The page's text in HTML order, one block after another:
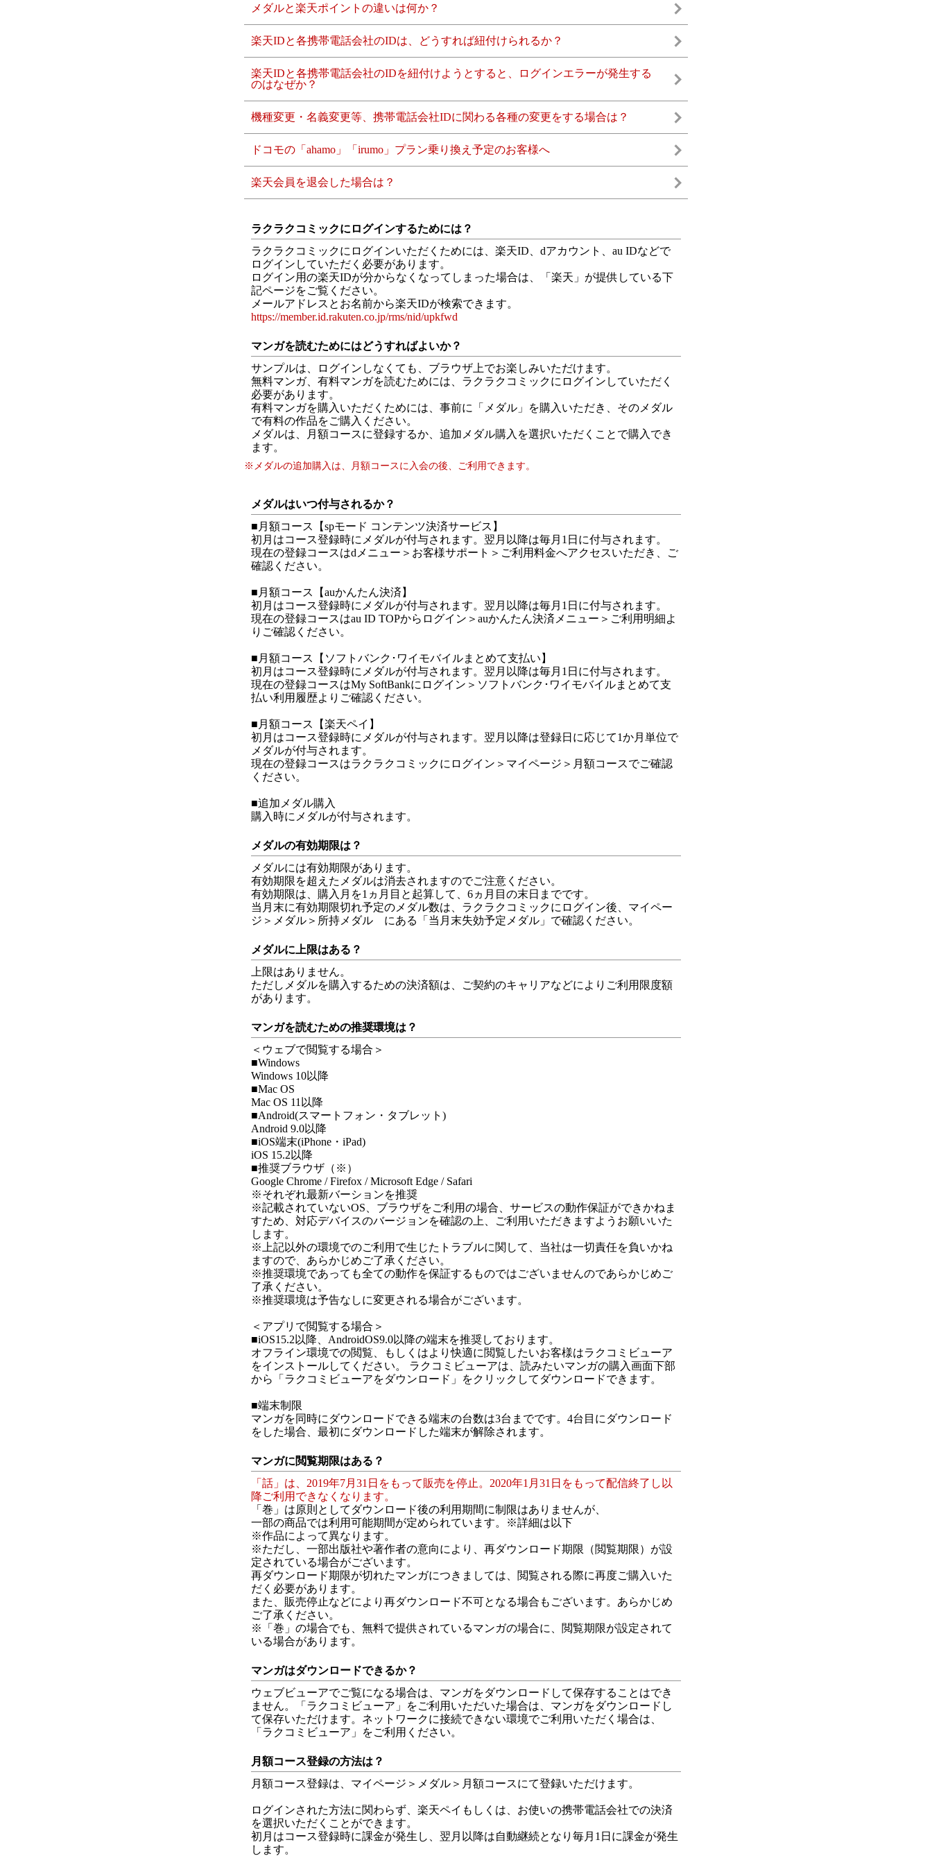
メダルと楽天ポイントの違いは何か？
楽天IDと各携帯電話会社のIDは、どうすれば紐付けられるか？
楽天IDと各携帯電話会社のIDを紐付けようとすると、ログインエラーが発生する
のはなぜか？
機種変更・名義変更等、携帯電話会社IDに関わる各種の変更をする場合は？
ドコモの「ahamo」「irumo」プラン乗り換え予定のお客様へ
楽天会員を退会した場合は？
ラクラクコミックにログインするためには？
ラクラクコミックにログインいただくためには、楽天ID、dアカウント、au IDなどで
ログインしていただく必要があります。
ログイン用の楽天IDが分からなくなってしまった場合は、「楽天」が提供している下
記ページをご覧ください。
メールアドレスとお名前から楽天IDが検索できます。
https://member.id.rakuten.co.jp/rms/nid/upkfwd
マンガを読むためにはどうすればよいか？
サンプルは、ログインしなくても、ブラウザ上でお楽しみいただけます。
無料マンガ、有料マンガを読むためには、ラクラクコミックにログインしていただく
必要があります。
有料マンガを購入いただくためには、事前に「メダル」を購入いただき、そのメダル
で有料の作品をご購入ください。
メダルは、月額コースに登録するか、追加メダル購入を選択いただくことで購入でき
ます。
※メダルの追加購入は、月額コースに入会の後、ご利用できます。
メダルはいつ付与されるか？
■月額コース【spモード コンテンツ決済サービス】
初月はコース登録時にメダルが付与されます。翌月以降は毎月1日に付与されます。
現在の登録コースはdメニュー＞お客様サポート＞ご利用料金へアクセスいただき、ご
確認ください。
■月額コース【auかんたん決済】
初月はコース登録時にメダルが付与されます。翌月以降は毎月1日に付与されます。
現在の登録コースはau ID TOPからログイン＞auかんたん決済メニュー＞ご利用明細よ
りご確認ください。
■月額コース【ソフトバンク･ワイモバイルまとめて支払い】
初月はコース登録時にメダルが付与されます。翌月以降は毎月1日に付与されます。
現在の登録コースはMy SoftBankにログイン＞ソフトバンク･ワイモバイルまとめて支
払い利用履歴よりご確認ください。
■月額コース【楽天ペイ】
初月はコース登録時にメダルが付与されます。翌月以降は登録日に応じて1か月単位で
メダルが付与されます。
現在の登録コースはラクラクコミックにログイン＞マイページ＞月額コースでご確認
ください。
■追加メダル購入
購入時にメダルが付与されます。
メダルの有効期限は？
メダルには有効期限があります。
有効期限を超えたメダルは消去されますのでご注意ください。
有効期限は、購入月を1ヵ月目と起算して、6ヵ月目の末日までです。
当月末に有効期限切れ予定のメダル数は、ラクラクコミックにログイン後、マイペー
ジ＞メダル＞所持メダル にある「当月末失効予定メダル」で確認ください。
メダルに上限はある？
上限はありません。
ただしメダルを購入するための決済額は、ご契約のキャリアなどによりご利用限度額
があります。
マンガを読むための推奨環境は？
＜ウェブで閲覧する場合＞
■Windows
Windows 10以降
■Mac OS
Mac OS 11以降
■Android(スマートフォン・タブレット)
Android 9.0以降
■iOS端末(iPhone・iPad)
iOS 15.2以降
■推奨ブラウザ（※）
Google Chrome / Firefox / Microsoft Edge / Safari
※それぞれ最新バーションを推奨
※記載されていないOS、ブラウザをご利用の場合、サービスの動作保証ができかねま
すため、対応デバイスのバージョンを確認の上、ご利用いただきますようお願いいた
します。
※上記以外の環境でのご利用で生じたトラブルに関して、当社は一切責任を負いかね
ますので、あらかじめご了承ください。
※推奨環境であっても全ての動作を保証するものではございませんのであらかじめご
了承ください。
※推奨環境は予告なしに変更される場合がございます。
＜アプリで閲覧する場合＞
■iOS15.2以降、AndroidOS9.0以降の端末を推奨しております。
オフライン環境での閲覧、もしくはより快適に閲覧したいお客様はラクコミビューア
をインストールしてください。 ラクコミビューアは、読みたいマンガの購入画面下部
から「ラクコミビューアをダウンロード」をクリックしてダウンロードできます。
■端末制限
マンガを同時にダウンロードできる端末の台数は3台までです。4台目にダウンロード
をした場合、最初にダウンロードした端末が解除されます。
マンガに閲覧期限はある？
「話」は、2019年7月31日をもって販売を停止。2020年1月31日をもって配信終了し以
降ご利用できなくなります。
「巻」は原則としてダウンロード後の利用期間に制限はありませんが、
一部の商品では利用可能期間が定められています。※詳細は以下
※作品によって異なります。
※ただし、一部出版社や著作者の意向により、再ダウンロード期限（閲覧期限）が設
定されている場合がございます。
再ダウンロード期限が切れたマンガにつきましては、閲覧される際に再度ご購入いた
だく必要があります。
また、販売停止などにより再ダウンロード不可となる場合もございます。あらかじめ
ご了承ください。
※「巻」の場合でも、無料で提供されているマンガの場合に、閲覧期限が設定されて
いる場合があります。
マンガはダウンロードできるか？
ウェブビューアでご覧になる場合は、マンガをダウンロードして保存することはでき
ません。「ラクコミビューア」をご利用いただいた場合は、マンガをダウンロードし
て保存いただけます。ネットワークに接続できない環境でご利用いただく場合は、
「ラクコミビューア」をご利用ください。
月額コース登録の方法は？
月額コース登録は、マイページ＞メダル＞月額コースにて登録いただけます。
ログインされた方法に関わらず、楽天ペイもしくは、お使いの携帯電話会社での決済
を選択いただくことができます。
初月はコース登録時に課金が発生し、翌月以降は自動継続となり毎月1日に課金が発生
します。